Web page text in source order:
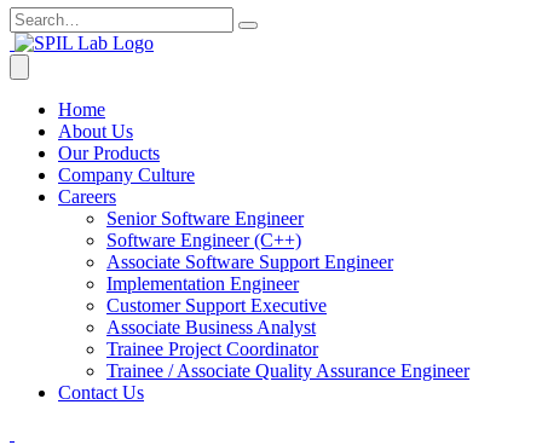
Home
About Us
Our Products
Company Culture
Careers
Senior Software Engineer
Software Engineer (C++)
Associate Software Support Engineer
Implementation Engineer
Customer Support Executive
Associate Business Analyst
Trainee Project Coordinator
Trainee / Associate Quality Assurance Engineer
Contact Us